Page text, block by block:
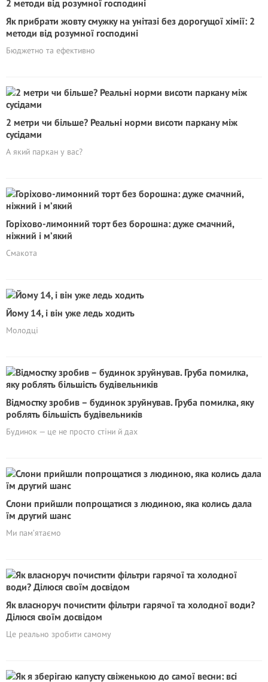
Як прибрати жовту смужку на унітазі без дорогущої хімії: 2
методи від розумної господині
Бюджетно та ефективно
2 метри чи більше? Реальні норми висоти паркану між
сусідами
А який паркан у вас?
Горіхово-лимонний торт без борошна: дуже смачний,
ніжний і м’який
Смакота
Йому 14, і він уже ледь ходить
Молодці
Відмостку зробив – будинок зруйнував. Груба помилка, яку
роблять більшість будівельників
Будинок — це не просто стіни й дах
Слони прийшли попрощатися з людиною, яка колись дала
їм другий шанс
Ми пам’ятаємо
Як власноруч почистити фільтри гарячої та холодної води?
Ділюся своїм досвідом
Це реально зробити самому